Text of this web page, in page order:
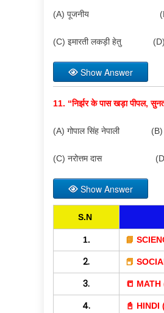
(A) पूजनीय (B)
(C) इमारती लकड़ी हेतु (D)
Show Answer
11. “निर्झर के पास खड़ा पीपल,
(A) गोपाल सिंह नेपाली (B)
(C) नरोत्तम दास (D)
Show Answer
S.N
1. 📘
2. 📕
3. 📒 MATH
4. 📓 HINDI